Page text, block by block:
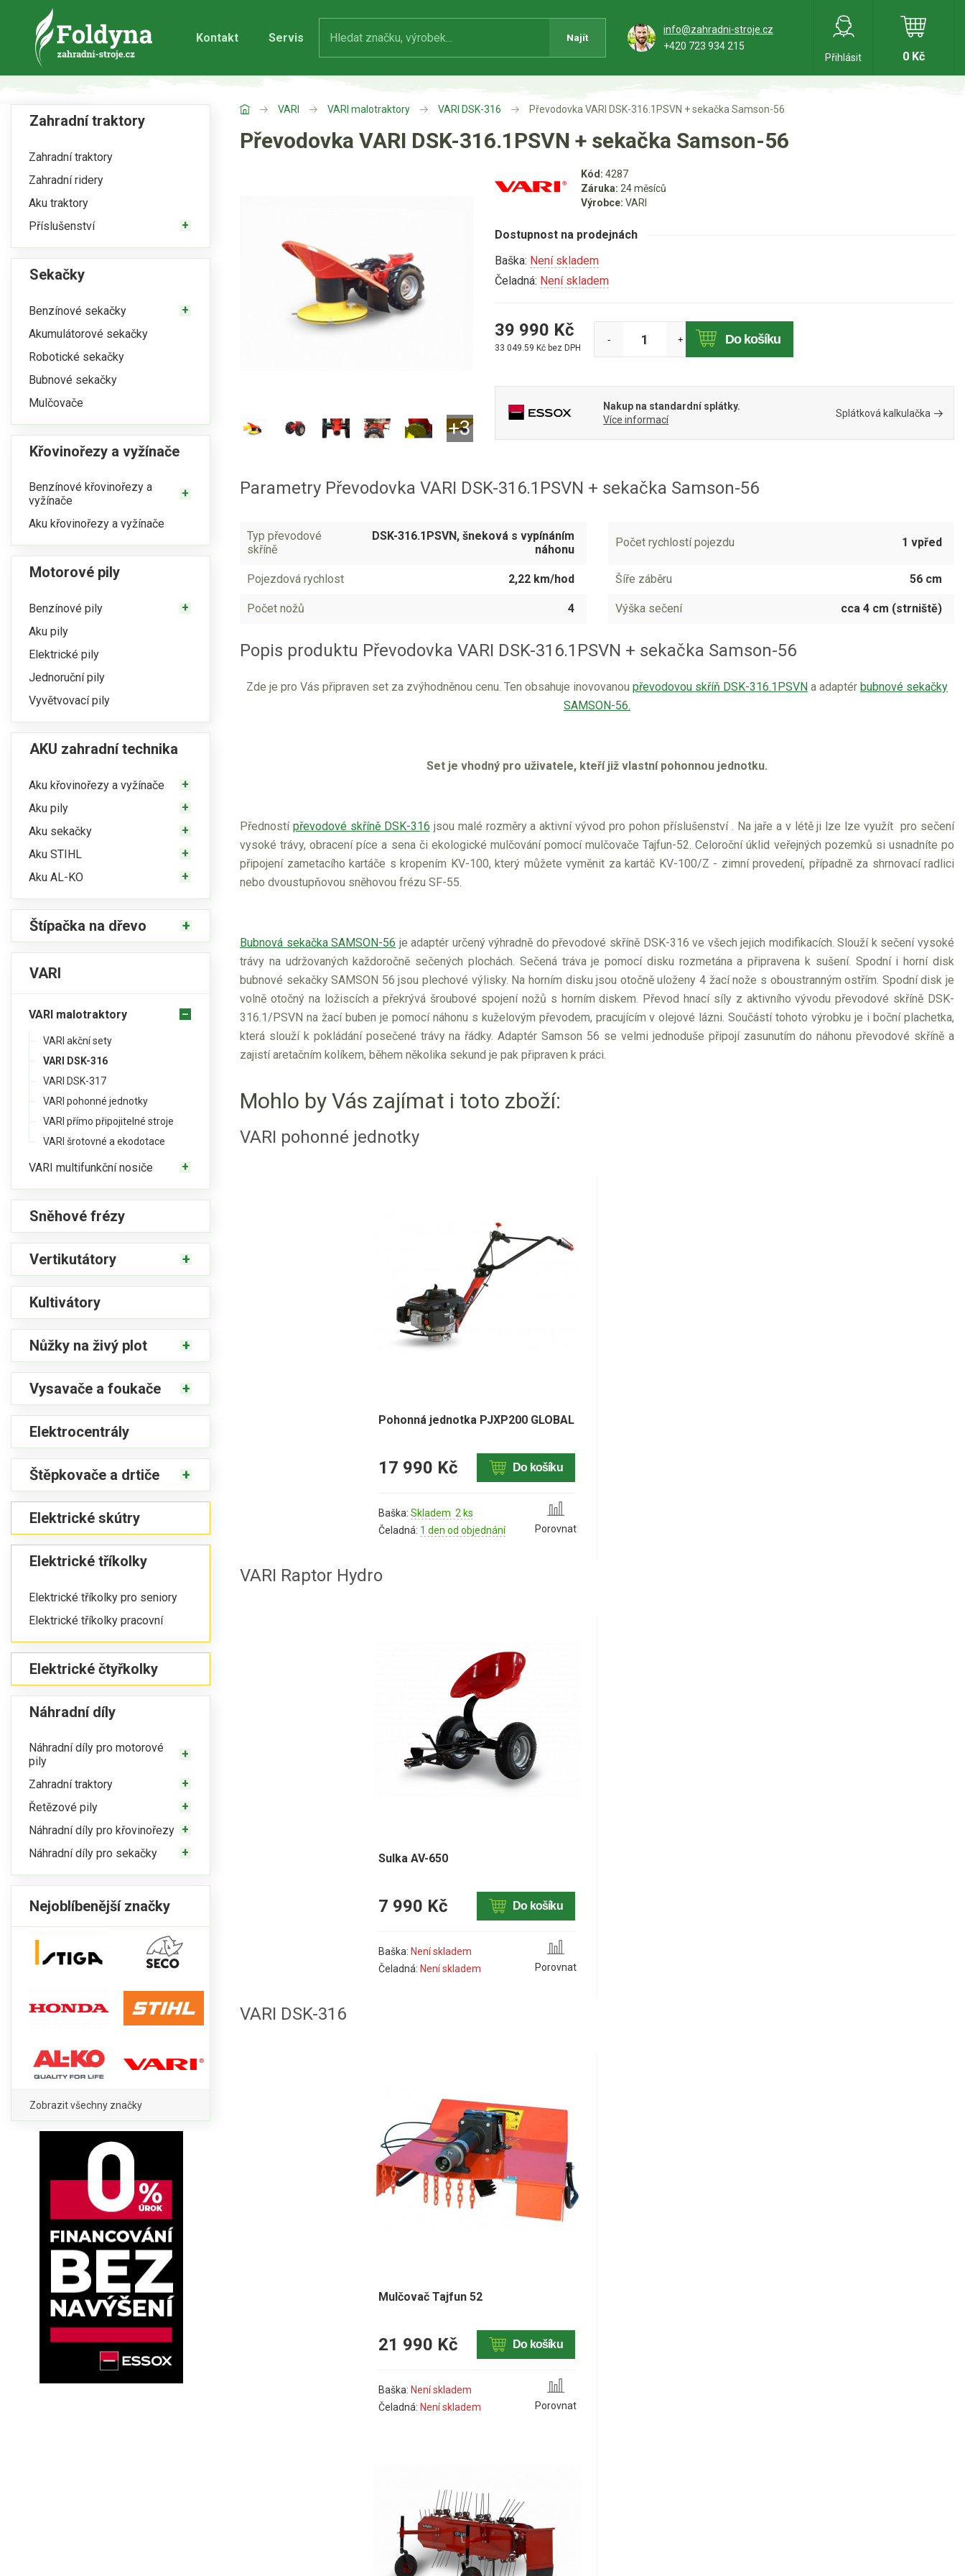
Kontakt Servis Najít
info@zahradni-stroje.cz
+420 723 934 215
Přihlásit
0 Kč
Zahradní traktory
Zahradní traktory
Zahradní ridery
Aku traktory
Příslušenství
Sekačky
Benzínové sekačky
Akumulátorové sekačky
Robotické sekačky
Bubnové sekačky
Mulčovače
Křovinořezy a vyžínače
Benzínové křovinořezy a
vyžínače
Aku křovinořezy a vyžínače
Motorové pily
Benzínové pily
Aku pily
Elektrické pily
Jednoruční pily
Vyvětvovací pily
AKU zahradní technika
Aku křovinořezy a vyžínače
Aku pily
Aku sekačky
Aku STIHL
Aku AL-KO
Štípačka na dřevo
VARI
VARI malotraktory
VARI akční sety
VARI DSK-316
VARI DSK-317
VARI pohonné jednotky
VARI přímo připojitelné stroje
VARI šrotovné a ekodotace
VARI multifunkční nosiče
Sněhové frézy
Vertikutátory
Kultivátory
Nůžky na živý plot
Vysavače a foukače
Elektrocentrály
Štěpkovače a drtiče
Elektrické skútry
Elektrické tříkolky
Elektrické tříkolky pro seniory
Elektrické tříkolky pracovní
Elektrické čtyřkolky
Náhradní díly
Náhradní díly pro motorové
pily
Zahradní traktory
Řetězové pily
Náhradní díly pro křovinořezy
Náhradní díly pro sekačky
Nejoblíbenější značky
Zobrazit všechny značky
VARI VARI malotraktory VARI DSK-316 Převodovka VARI DSK-316.1PSVN + sekačka Samson-56
Převodovka VARI DSK-316.1PSVN + sekačka Samson-56
Kód: 4287
Záruka: 24 měsíců
Výrobce: VARI
Dostupnost na prodejnách
Baška: Není skladem
Čeladná: Není skladem
39 990 Kč
33 049.59 Kč bez DPH
- + Do košíku
Nakup na standardní splátky.
Více informací
Splátková kalkulačka
Parametry Převodovka VARI DSK-316.1PSVN + sekačka Samson-56
Typ převodové
skříně
DSK-316.1PSVN, šneková s vypínáním
náhonu
Počet rychlostí pojezdu 1 vpřed
Pojezdová rychlost 2,22 km/hod Šíře záběru 56 cm
Počet nožů 4 Výška sečení cca 4 cm (strniště)
Popis produktu Převodovka VARI DSK-316.1PSVN + sekačka Samson-56
Zde je pro Vás připraven set za zvýhodněnou cenu. Ten obsahuje inovovanou převodovou skříň DSK-316.1PSVN a adaptér bubnové sekačky
SAMSON-56.
Set je vhodný pro uživatele, kteří již vlastní pohonnou jednotku.
Předností převodové skříně DSK-316 jsou malé rozměry a aktivní vývod pro pohon příslušenství . Na jaře a v létě ji lze lze využít pro sečení
vysoké trávy, obracení píce a sena či ekologické mulčování pomocí mulčovače Tajfun-52. Celoroční úklid veřejných pozemků si usnadníte po
připojení zametacího kartáče s kropením KV-100, který můžete vyměnit za kartáč KV-100/Z - zimní provedení, případně za shrnovací radlici
nebo dvoustupňovou sněhovou frézu SF-55.
Bubnová sekačka SAMSON-56 je adaptér určený výhradně do převodové skříně DSK-316 ve všech jejich modifikacích. Slouží k sečení vysoké
trávy na udržovaných každoročně sečených plochách. Sečená tráva je pomocí disku rozmetána a připravena k sušení. Spodní i horní disk
bubnové sekačky SAMSON 56 jsou plechové výlisky. Na horním disku jsou otočně uloženy 4 žací nože s oboustranným ostřím. Spodní disk je
volně otočný na ložiscích a překrývá šroubové spojení nožů s horním diskem. Převod hnací síly z aktivního vývodu převodové skříně DSK-
316.1/PSVN na žací buben je pomocí náhonu s kuželovým převodem, pracujícím v olejové lázni. Součástí tohoto výrobku je i boční plachetka,
která slouží k pokládání posečené trávy na řádky. Adaptér Samson 56 se velmi jednoduše připojí zasunutím do náhonu převodové skříně a
zajistí aretačním kolíkem, během několika sekund je pak připraven k práci.
Mohlo by Vás zajímat i toto zboží:
VARI pohonné jednotky
Pohonná jednotka PJXP200 GLOBAL
17 990 Kč Do košíku
Baška: Skladem 2 ks
Čeladná: 1 den od objednání Porovnat
VARI Raptor Hydro
Sulka AV-650
7 990 Kč Do košíku
Baška: Není skladem
Čeladná: Není skladem Porovnat
VARI DSK-316
Mulčovač Tajfun 52
21 990 Kč Do košíku
Baška: Není skladem
Čeladná: Není skladem Porovnat